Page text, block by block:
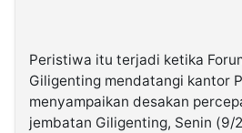
Peristiwa itu terjadi ketika
Giligenting mendatangi kantor
menyampaikan desakan
jembatan Giligenting, Senin (9/